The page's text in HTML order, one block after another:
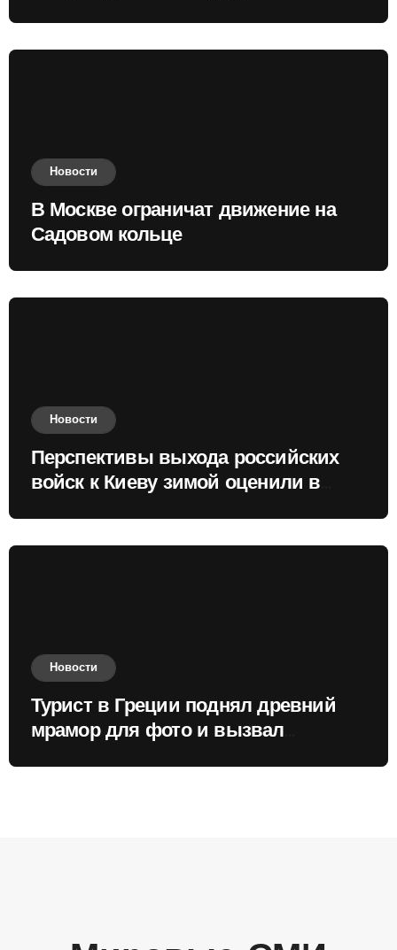
Новости
В Москве ограничат движение на
Садовом кольце
Новости
Перспективы выхода российских
войск к Киеву зимой оценили в
Новости
Турист в Греции поднял древний
мрамор для фото и вызвал